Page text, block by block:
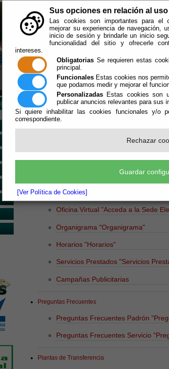
Sus opciones en relación al
Las cookies son importantes para el
mejorar su experiencia de navegación,
inicio de sesión y brindarle un inicio
funcionalidad del sitio y ofrecerle
intereses.
Obligatorias Se requieren estas
principal.
Funcionales Estas cookies nos
que podamos medir y mejorar el
Personalizadas Estas cookies son
publicar anuncios relevantes para sus
Si quiere inhabilitar las cookies funcionales y/o
correspondiente.
Rechazar
Guardar
[Ver Política de Cookies]
Localización Quién Somos
Usted se encuentra aquí:
Sobre el Consorcio
Oficina Virtual"Acceda a la Sede
Organigrama"Organigrama"
Horarios"Horarios"
Servicios Prestados"Servicios
Campañas Publicitarias
Preguntas Frecuentes
Preguntas Frecuentes Padrón
Preguntas Frecuentes Servicio
Plantas de Transferencia